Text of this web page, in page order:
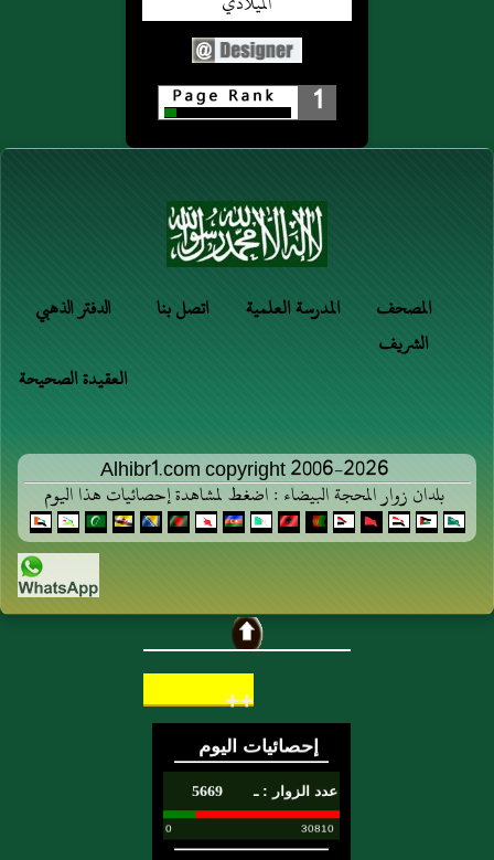
1
الدفتر الذهبي اتصل بنا المدرسة العلمية
المصحف
الشريف
العقيدة الصحيحة
Alhibr1.com copyright 2006-2026
بلدان زوار المحجة البيضاء : اضغط لمشاهدة إحصائيات هذا اليوم
++